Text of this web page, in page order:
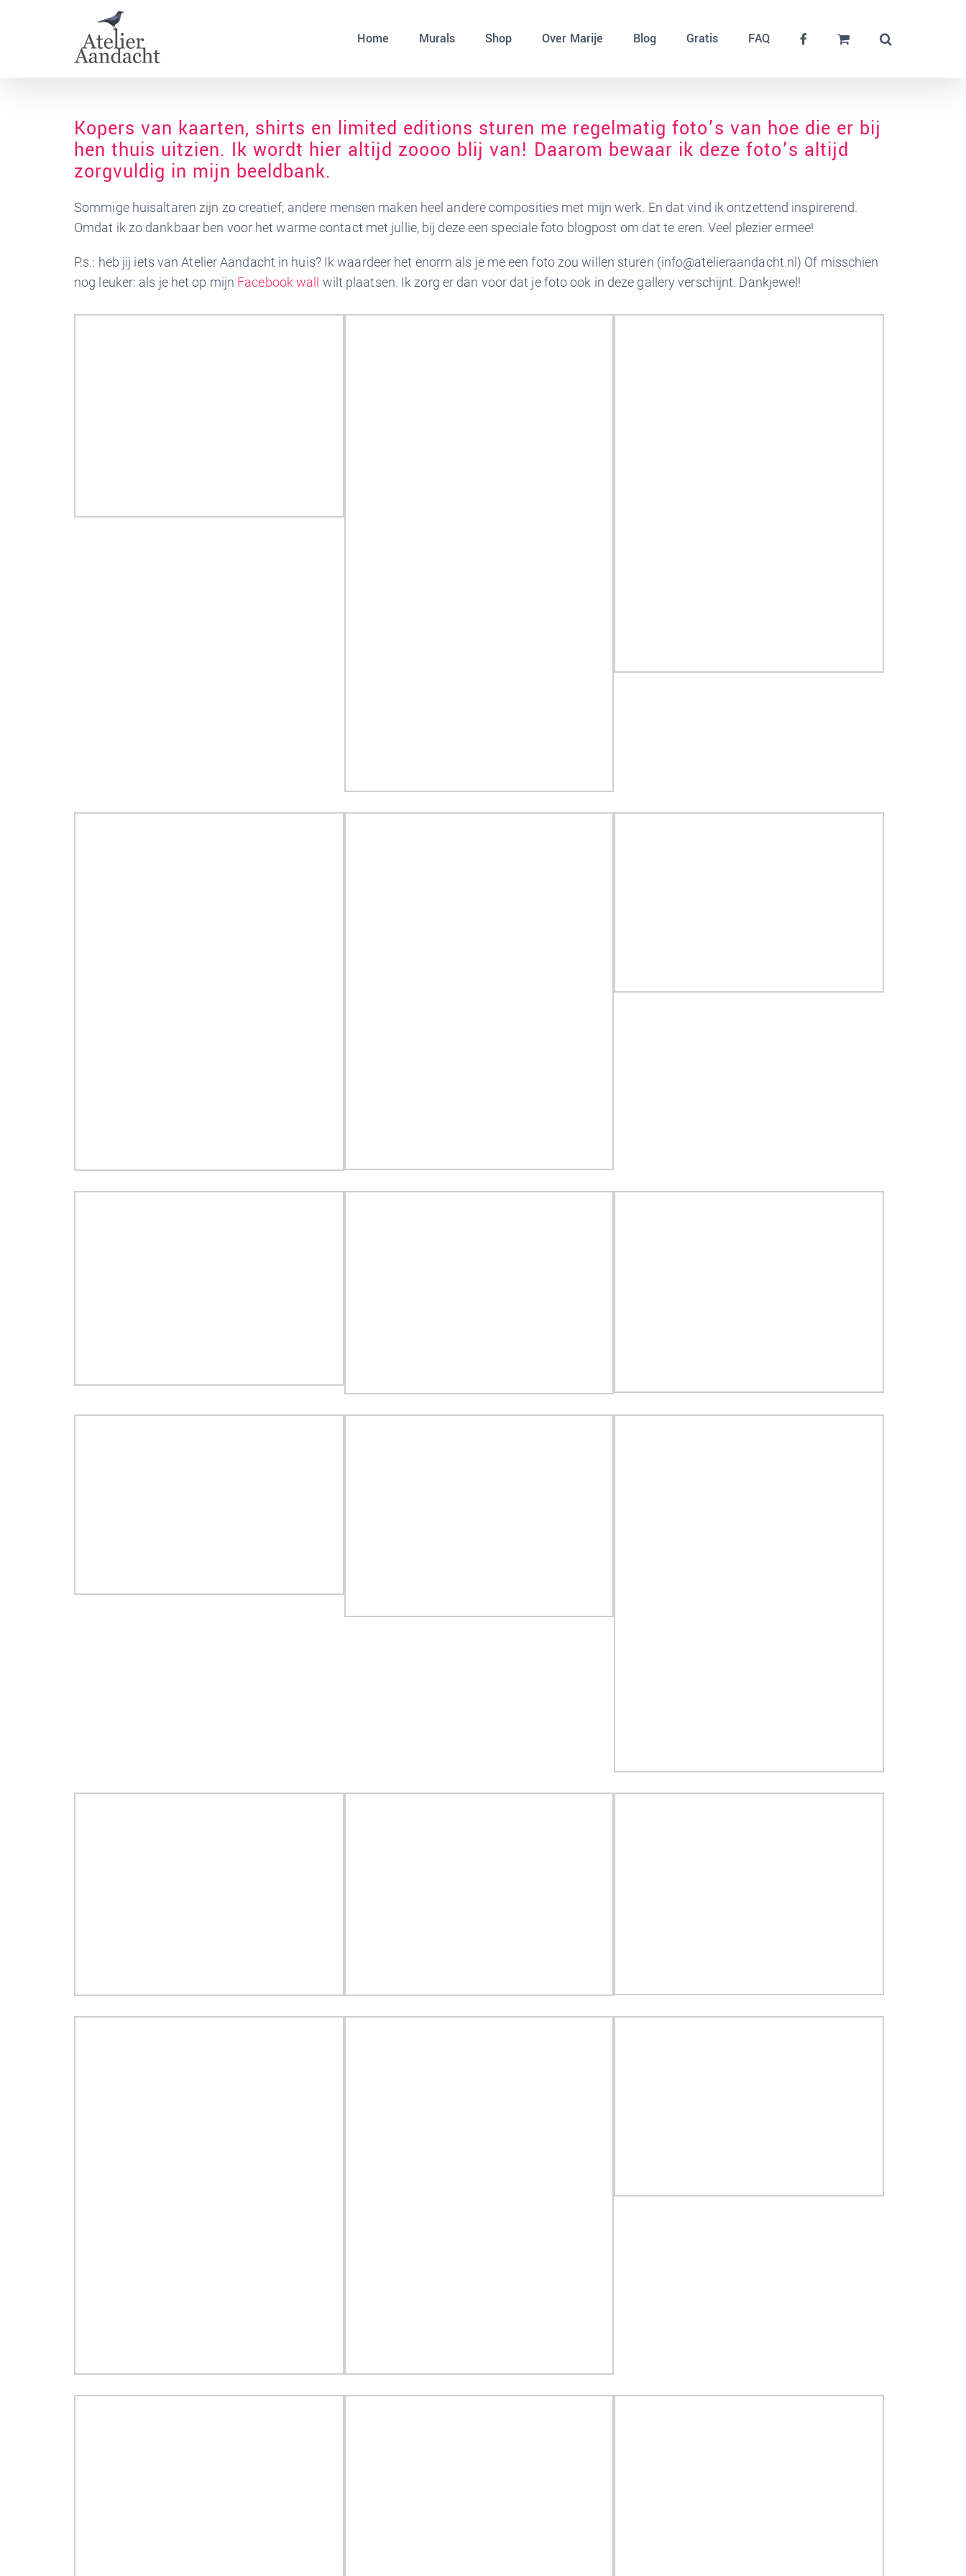
Home Murals Shop Over Marije Blog Gratis FAQ
Kopers van kaarten, shirts en limited editions sturen me regelmatig foto’s van hoe die er bij
hen thuis uitzien. Ik wordt hier altijd zoooo blij van! Daarom bewaar ik deze foto’s altijd
zorgvuldig in mijn beeldbank.
Sommige huisaltaren zijn zo creatief; andere mensen maken heel andere composities met mijn werk. En dat vind ik ontzettend inspirerend.
Omdat ik zo dankbaar ben voor het warme contact met jullie, bij deze een speciale foto blogpost om dat te eren. Veel plezier ermee!
P.s.: heb jij iets van Atelier Aandacht in huis? Ik waardeer het enorm als je me een foto zou willen sturen (info@atelieraandacht.nl) Of misschien
nog leuker: als je het op mijn Facebook wall wilt plaatsen. Ik zorg er dan voor dat je foto ook in deze gallery verschijnt. Dankjewel!